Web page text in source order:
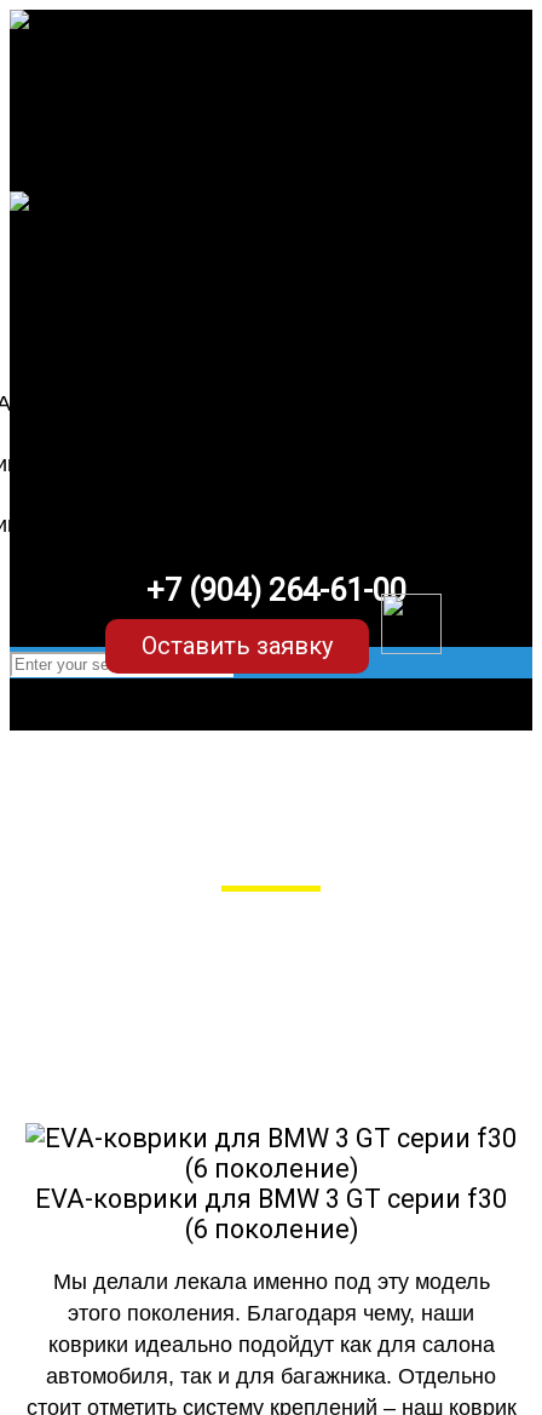
+7 (904) 264-61-00
Оставить заявку
EVA-коврики для BMW 3 GT серии f30
(6 поколение)
Мы делали лекала именно под эту модель
этого поколения. Благодаря чему, наши
коврики идеально подойдут как для салона
автомобиля, так и для багажника. Отдельно
стоит отметить систему креплений – наш коврик